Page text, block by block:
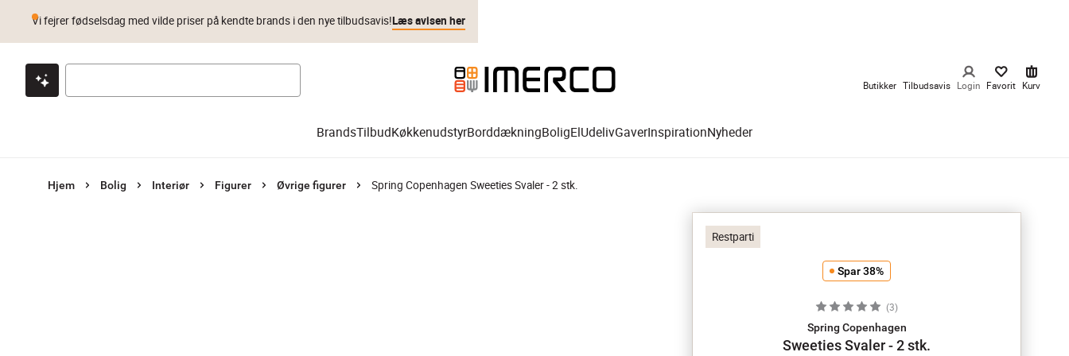
Klik & hent Byt i 1 år Prismatch
Vi fejrer fødselsdag med vilde priser på kendte brands i den nye tilbudsavis!Læs avisen her
Butikker Tilbudsavis Login Favorit Kurv
BrandsTilbudKøkkenudstyrBorddækningBoligElUdelivGaverInspirationNyheder
Hjem Bolig Interiør Figurer Øvrige figurer Spring Copenhagen Sweeties Svaler - 2 stk.
Restparti
Spar 38%
(3)
Spring Copenhagen
Sweeties Svaler - 2 stk.